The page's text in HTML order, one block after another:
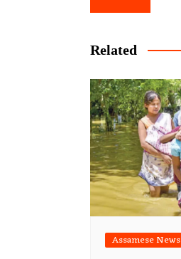
navigation
Related
Assamese News